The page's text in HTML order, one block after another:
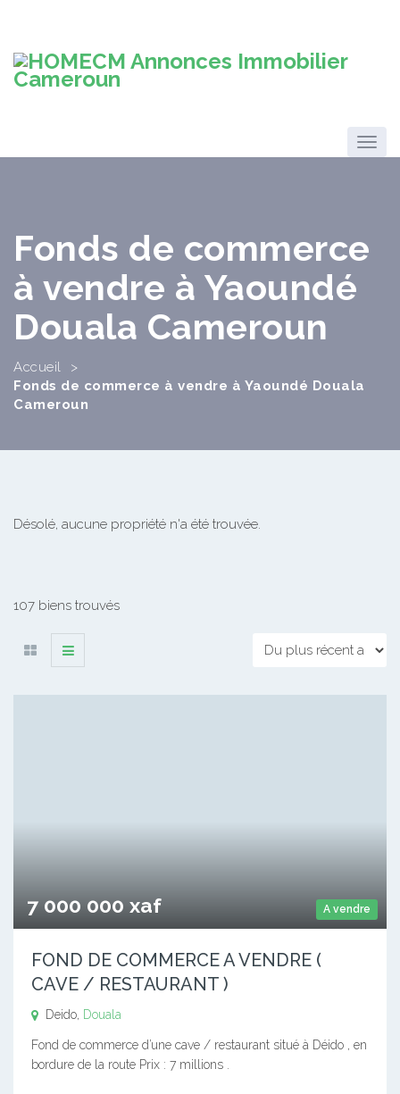
Fonds de commerce
à vendre à Yaoundé
Douala Cameroun
Accueil
>
Fonds de commerce à vendre à Yaoundé Douala
Cameroun
Désolé, aucune propriété n'a été trouvée.
107 biens trouvés
A vendre
7 000 000 xaf
FOND DE COMMERCE A VENDRE (
CAVE / RESTAURANT )
Deido, Douala
Fond de commerce d’une cave / restaurant situé à Déido , en
bordure de la route Prix : 7 millions .